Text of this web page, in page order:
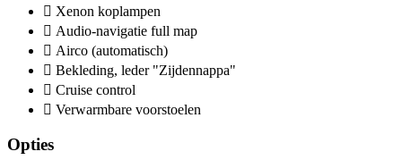
Xenon koplampen
Audio-navigatie full map
Airco (automatisch)
Bekleding, leder "Zijdennappa"
Cruise control
Verwarmbare voorstoelen
Opties